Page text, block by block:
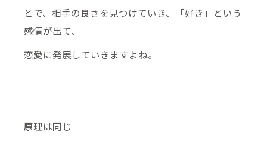
とで、相手の良さを見つけていき、「好き」という
感情が出て、
恋愛に発展していきますよね。
原理は同じ